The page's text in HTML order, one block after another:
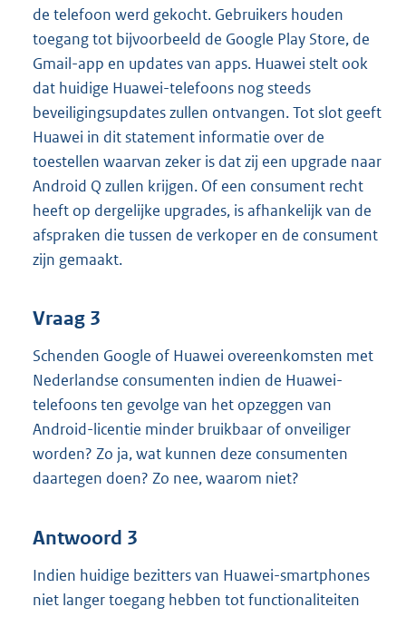
de telefoon werd gekocht. Gebruikers houden
toegang tot bijvoorbeeld de Google Play Store, de
Gmail-app en updates van apps. Huawei stelt ook
dat huidige Huawei-telefoons nog steeds
beveiligingsupdates zullen ontvangen. Tot slot geeft
Huawei in dit statement informatie over de
toestellen waarvan zeker is dat zij een upgrade naar
Android Q zullen krijgen. Of een consument recht
heeft op dergelijke upgrades, is afhankelijk van de
afspraken die tussen de verkoper en de consument
zijn gemaakt.
Vraag 3
Schenden Google of Huawei overeenkomsten met
Nederlandse consumenten indien de Huawei-
telefoons ten gevolge van het opzeggen van
Android-licentie minder bruikbaar of onveiliger
worden? Zo ja, wat kunnen deze consumenten
daartegen doen? Zo nee, waarom niet?
Antwoord 3
Indien huidige bezitters van Huawei-smartphones
niet langer toegang hebben tot functionaliteiten